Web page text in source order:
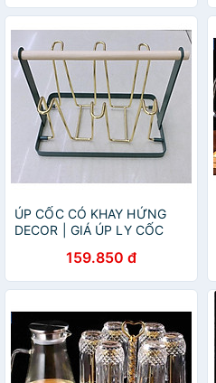
ÚP CỐC CÓ KHAY HỨNG
DECOR | GIÁ ÚP LY CỐC
HỨNG NƯỚC BẦU DỤC
159.850 đ